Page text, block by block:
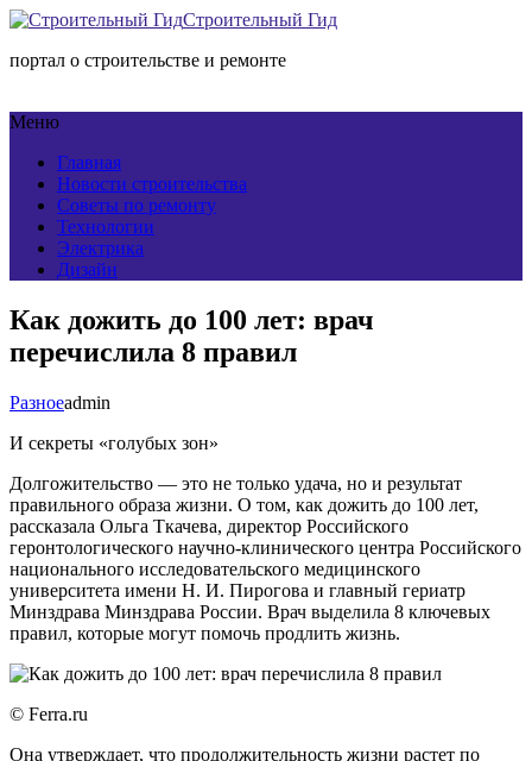
Строительный Гид
портал о строительстве и ремонте
Меню
Главная
Новости строительства
Советы по ремонту
Технологии
Электрика
Дизайн
Как дожить до 100 лет: врач
перечислила 8 правил
Разноеadmin
И секреты «голубых зон»
Долгожительство — это не только удача, но и результат
правильного образа жизни. О том, как дожить до 100 лет,
рассказала Ольга Ткачева, директор Российского
геронтологического научно-клинического центра Российского
национального исследовательского медицинского
университета имени Н. И. Пирогова и главный гериатр
Минздрава Минздрава России. Врач выделила 8 ключевых
правил, которые могут помочь продлить жизнь.
© Ferra.ru
Она утверждает, что продолжительность жизни растет по